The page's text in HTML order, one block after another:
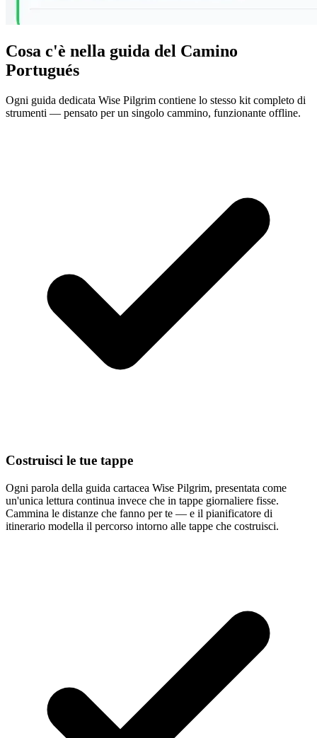
Cosa c'è nella guida del Camino
Portugués
Ogni guida dedicata Wise Pilgrim contiene lo stesso kit completo di
strumenti — pensato per un singolo cammino, funzionante offline.
Costruisci le tue tappe
Ogni parola della guida cartacea Wise Pilgrim, presentata come
un'unica lettura continua invece che in tappe giornaliere fisse.
Cammina le distanze che fanno per te — e il pianificatore di
itinerario modella il percorso intorno alle tappe che costruisci.